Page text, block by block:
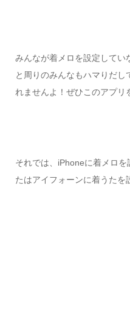
みんなが着メロを設定してい
と周りのみんなもハマりだし
れませんよ！ぜひこのアプリ
それでは、iPhoneに着メロ
たはアイフォーンに着うたを